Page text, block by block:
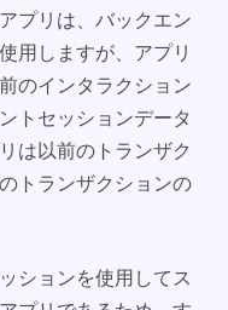
プリは、バックエン
用しますが、アプリ
のインタラクション
トセッションデータ
は以前のトランザク
トランザクションの
ションを使用してス